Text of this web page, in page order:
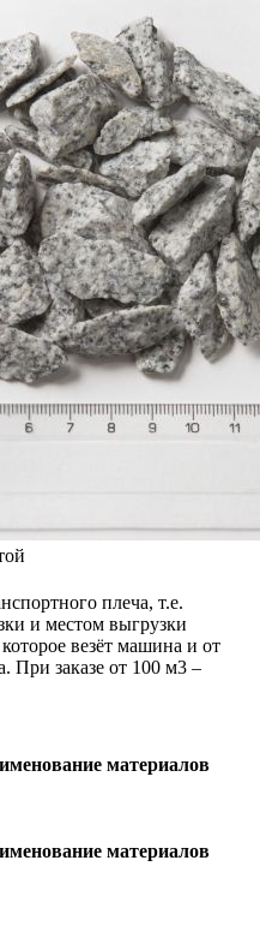
плеча, т.е.
и местом выгрузки
везёт машина и от
При заказе от 100 м3 –
материалов
материалов